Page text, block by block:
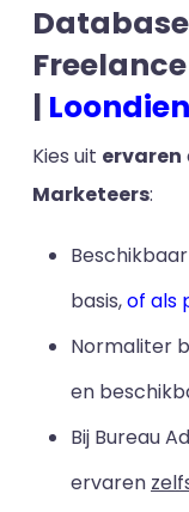
|
Kies uit ervaren
Marketeers:
basis,of als
Normaliter
en
Bij Bureau
ervaren